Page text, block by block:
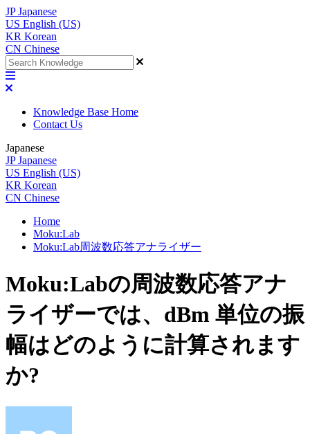
JP Japanese
US English (US)
KR Korean
CN Chinese
Knowledge Base Home
Contact Us
Japanese
JP Japanese
US English (US)
KR Korean
CN Chinese
Home
Moku:Lab
Moku:Lab周波数応答アナライザー
Moku:Labの周波数応答アナ
ライザーでは、dBm 単位の振
幅はどのように計算されます
か?